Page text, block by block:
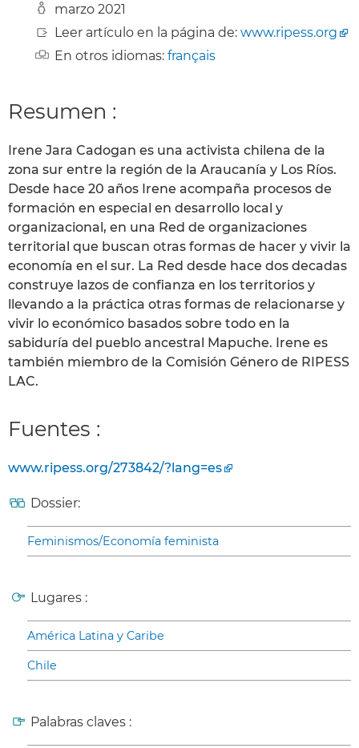
marzo 2021
Leer artículo en la página de: www.ripess.org
En otros idiomas: français
Resumen :
Irene Jara Cadogan es una activista chilena de la
zona sur entre la región de la Araucanía y Los Ríos.
Desde hace 20 años Irene acompaña procesos de
formación en especial en desarrollo local y
organizacional, en una Red de organizaciones
territorial que buscan otras formas de hacer y vivir la
economía en el sur. La Red desde hace dos decadas
construye lazos de confianza en los territorios y
llevando a la práctica otras formas de relacionarse y
vivir lo económico basados sobre todo en la
sabiduría del pueblo ancestral Mapuche. Irene es
también miembro de la Comisión Género de RIPESS
LAC.
Fuentes :
www.ripess.org/273842/?lang=es
Dossier:
Feminismos/Economía feminista
Lugares :
América Latina y Caribe
Chile
Palabras claves :